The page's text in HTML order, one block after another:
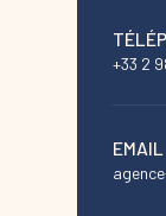
+33 2
EMAIL